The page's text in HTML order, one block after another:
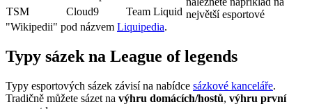
TSM
Cloud9 Team Liquid největší esportové
"Wikipedii" pod názvem Liquipedia.
Typy sázek na League of legends
Typy esportových sázek závisí na nabídce sázkové kanceláře.
Tradičně můžete sázet na výhru domácích/hostů, výhru první